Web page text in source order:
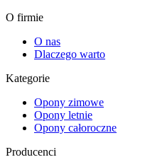
O firmie
O nas
Dlaczego warto
Kategorie
Opony zimowe
Opony letnie
Opony całoroczne
Producenci